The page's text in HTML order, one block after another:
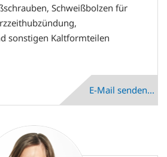
Schweißbolzen für
sonstigen Kaltformteilen
E-Mail senden...